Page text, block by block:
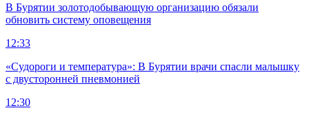
В Бурятии золотодобывающую организацию обязали
обновить систему оповещения
12:33
«Судороги и температура»: В Бурятии врачи спасли малышку
с двусторонней пневмонией
12:30